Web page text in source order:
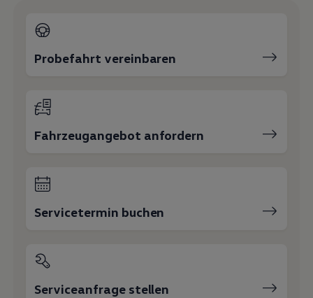
Probefahrt vereinbaren
Fahrzeugangebot anfordern
Servicetermin buchen
Serviceanfrage stellen